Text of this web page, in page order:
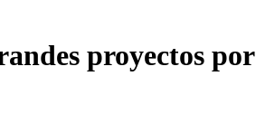
proyectos por